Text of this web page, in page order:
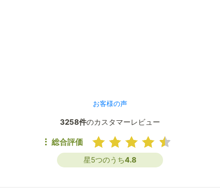
お客様の声
3258件のカスタマーレビュー
総合評価
星5つのうち4.8